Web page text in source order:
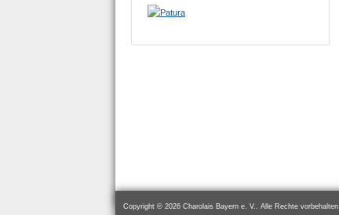
Copyright © 2026 Charolais Bayern e. V.. Alle Rechte vorbehalten.